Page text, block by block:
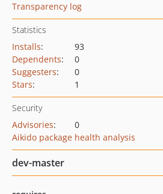
Transparency log
Statistics
Installs:
93
Dependents:
0
Suggesters:
0
Stars: 1
Security
Advisories:
0
Aikido package health analysis
dev-master